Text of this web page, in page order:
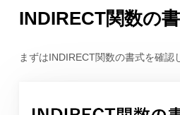
INDIRECT関数の
まずはINDIRECT関数の書式を確認